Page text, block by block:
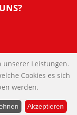
unserer Leistungen.
Cookies es sich
werden.
Akzeptieren